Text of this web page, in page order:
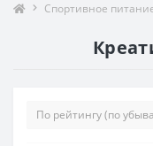
Спортивное